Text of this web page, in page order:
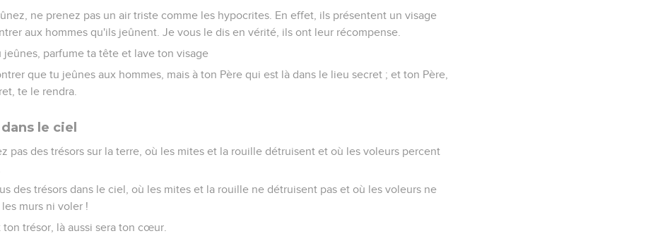
ne prenez pas un air triste comme les hypocrites. En effet, ils présentent un visage
aux hommes qu'ils jeûnent. Je vous le dis en vérité, ils ont leur récompense.
jeûnes, parfume ta tête et lave ton visage
que tu jeûnes aux hommes, mais à ton Père qui est là dans le lieu secret ; et ton Père,
te le rendra.
le ciel
pas des trésors sur la terre, où les mites et la rouille détruisent et où les voleurs percent
des trésors dans le ciel, où les mites et la rouille ne détruisent pas et où les voleurs ne
murs ni voler !
ton trésor, là aussi sera ton cœur.